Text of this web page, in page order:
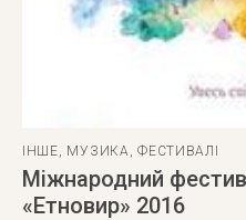
ІНШЕ, МУЗИКА ,ФЕСТИВАЛІ
Міжнародний
«Етновир» 2016